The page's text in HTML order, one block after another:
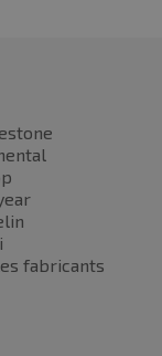
fabricants